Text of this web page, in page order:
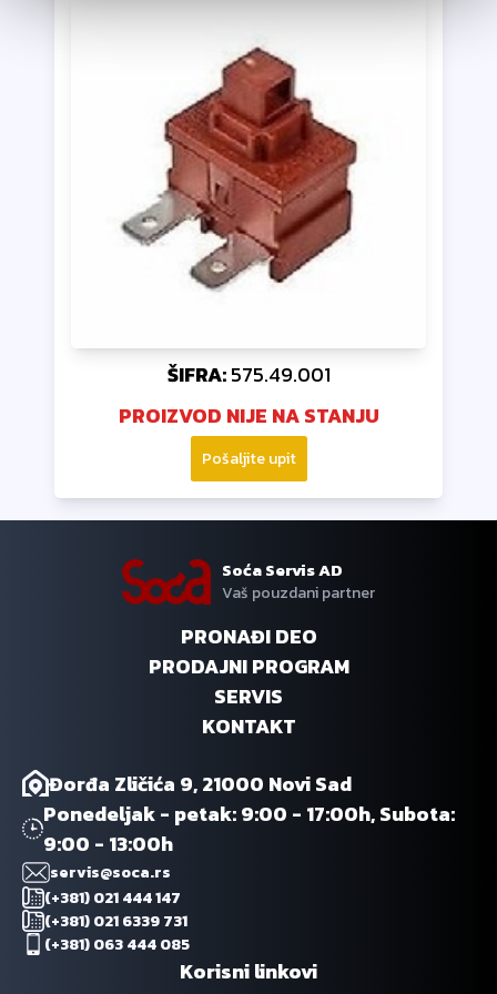
ŠIFRA: 575.49.001
PROIZVOD NIJE NA STANJU
Pošaljite upit
Soća Servis AD
Vaš pouzdani partner
PRONAĐI DEO
PRODAJNI PROGRAM
SERVIS
KONTAKT
Đorđa Zličića 9, 21000 Novi Sad
Ponedeljak - petak: 9:00 - 17:00h, Subota:
9:00 - 13:00h
servis@soca.rs
(+381) 021 444 147
(+381) 021 6339 731
(+381) 063 444 085
Korisni linkovi